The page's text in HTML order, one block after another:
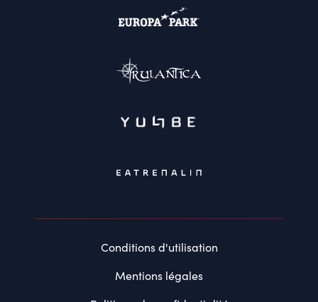
Conditions d'utilisation
Mentions légales